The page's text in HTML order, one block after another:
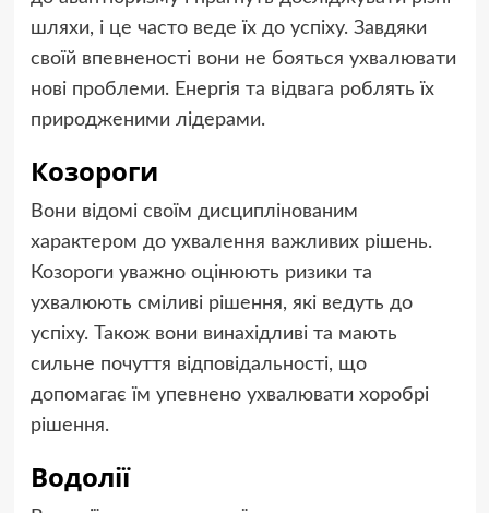
шляхи, і це часто веде їх до успіху. Завдяки
своїй впевненості вони не бояться ухвалювати
нові проблеми. Енергія та відвага роблять їх
природженими лідерами.
Козороги
Вони відомі своїм дисциплінованим
характером до ухвалення важливих рішень.
Козороги уважно оцінюють ризики та
ухвалюють сміливі рішення, які ведуть до
успіху. Також вони винахідливі та мають
сильне почуття відповідальності, що
допомагає їм упевнено ухвалювати хоробрі
рішення.
Водолії